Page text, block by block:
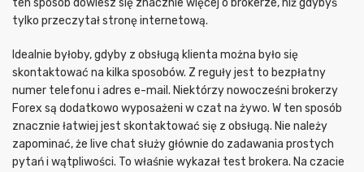
ten sposób dowiesz się znacznie więcej o brokerze, niż gdybyś
tylko przeczytał stronę internetową.
Idealnie byłoby, gdyby z obsługą klienta można było się
skontaktować na kilka sposobów. Z reguły jest to bezpłatny
numer telefonu i adres e-mail. Niektórzy nowocześni brokerzy
Forex są dodatkowo wyposażeni w czat na żywo. W ten sposób
znacznie łatwiej jest skontaktować się z obsługą. Nie należy
zapominać, że live chat służy głównie do zadawania prostych
pytań i wątpliwości. To właśnie wykazał test brokera. Na czacie